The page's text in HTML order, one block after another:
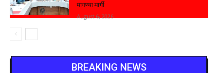
मागण्या मार्गी
August 6, 2026
BREAKING NEWS